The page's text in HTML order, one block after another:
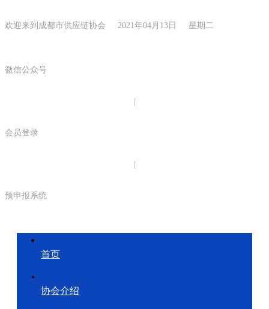
欢迎来到成都市供应链协会 2021年04月13日 星期二
微信公众号
会员登录
预申报系统
首页
协会介绍